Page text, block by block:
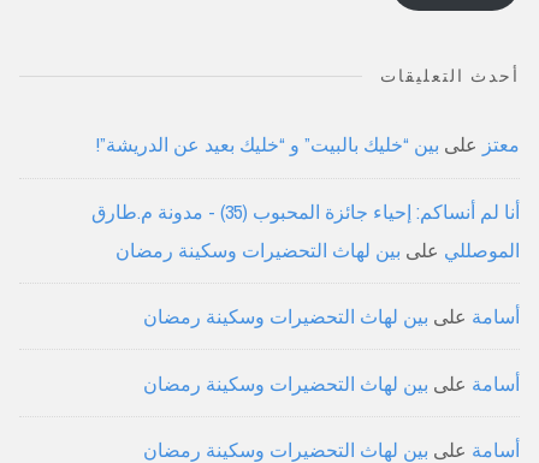
أحدث التعليقات
معتز على بين “خليك بالبيت” و “خليك بعيد عن الدريشة”!
أنا لم أنساكم: إحياء جائزة المحبوب (35) - مدونة م.طارق
الموصللي على بين لهاث التحضيرات وسكينة رمضان
أسامة على بين لهاث التحضيرات وسكينة رمضان
أسامة على بين لهاث التحضيرات وسكينة رمضان
أسامة على بين لهاث التحضيرات وسكينة رمضان